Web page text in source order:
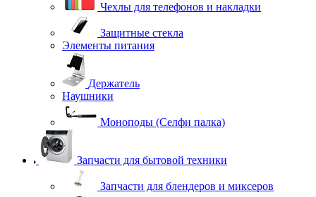
Чехлы для телефонов и накладки
Защитные стекла
Элементы питания
Держатель
Наушники
Моноподы (Селфи палка)
Запчасти для бытовой техники
Запчасти для блендеров и миксеров